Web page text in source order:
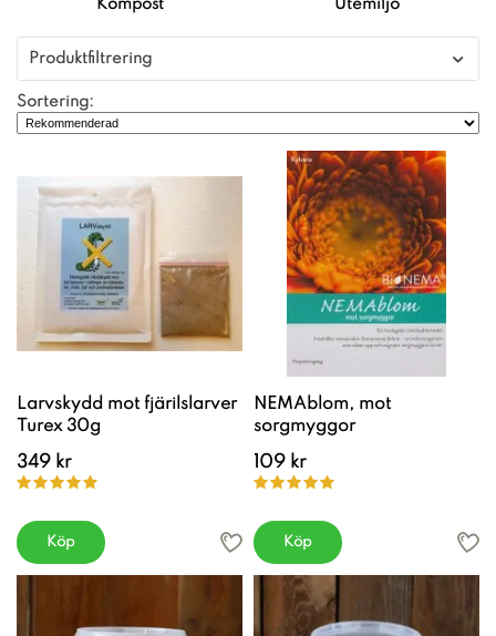
Kompost Utemiljö
Produktfiltrering
Sortering:
Larvskydd mot fjärilslarver
Turex 30g
349 kr
Köp
NEMAblom, mot
sorgmyggor
109 kr
Köp